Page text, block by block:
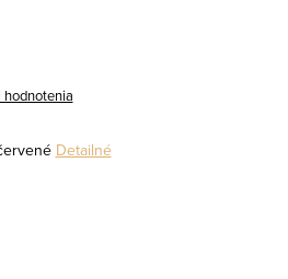
hodnotenia
Detailné